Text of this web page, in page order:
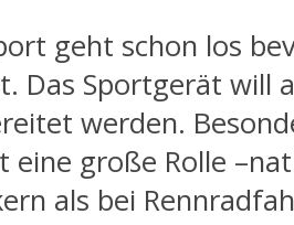
geht schon los
Das Sportgerät will
werden.
eine große Rolle
als bei